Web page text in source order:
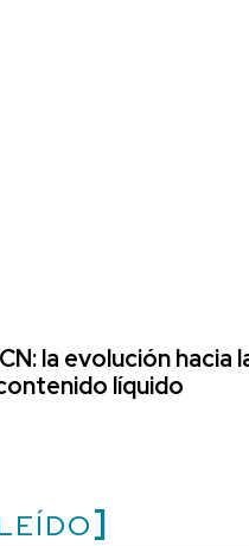
la evolución hacia
líquido